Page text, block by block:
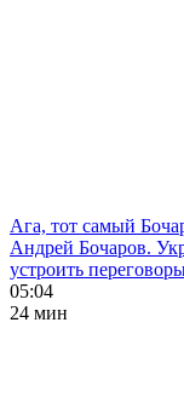
Ага, тот самый
Андрей Бочаров.
устроить
05:04
24 мин